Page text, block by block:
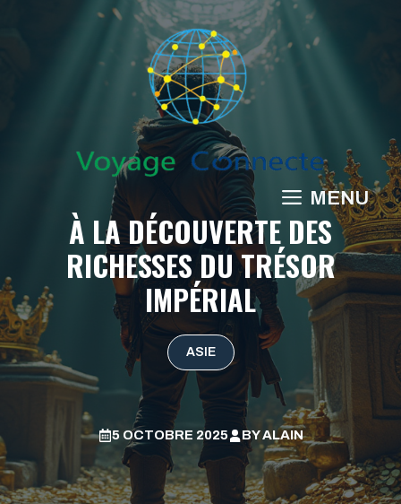
MENU
À LA DÉCOUVERTE DES
RICHESSES DU TRÉSOR
IMPÉRIAL
ASIE
5 OCTOBRE 2025 BYALAIN